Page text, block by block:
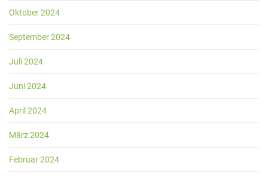
Oktober 2024
September 2024
Juli 2024
Juni 2024
April 2024
März 2024
Februar 2024